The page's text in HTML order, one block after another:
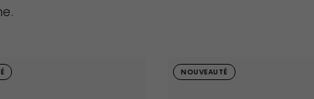
NOUVEAUTÉ